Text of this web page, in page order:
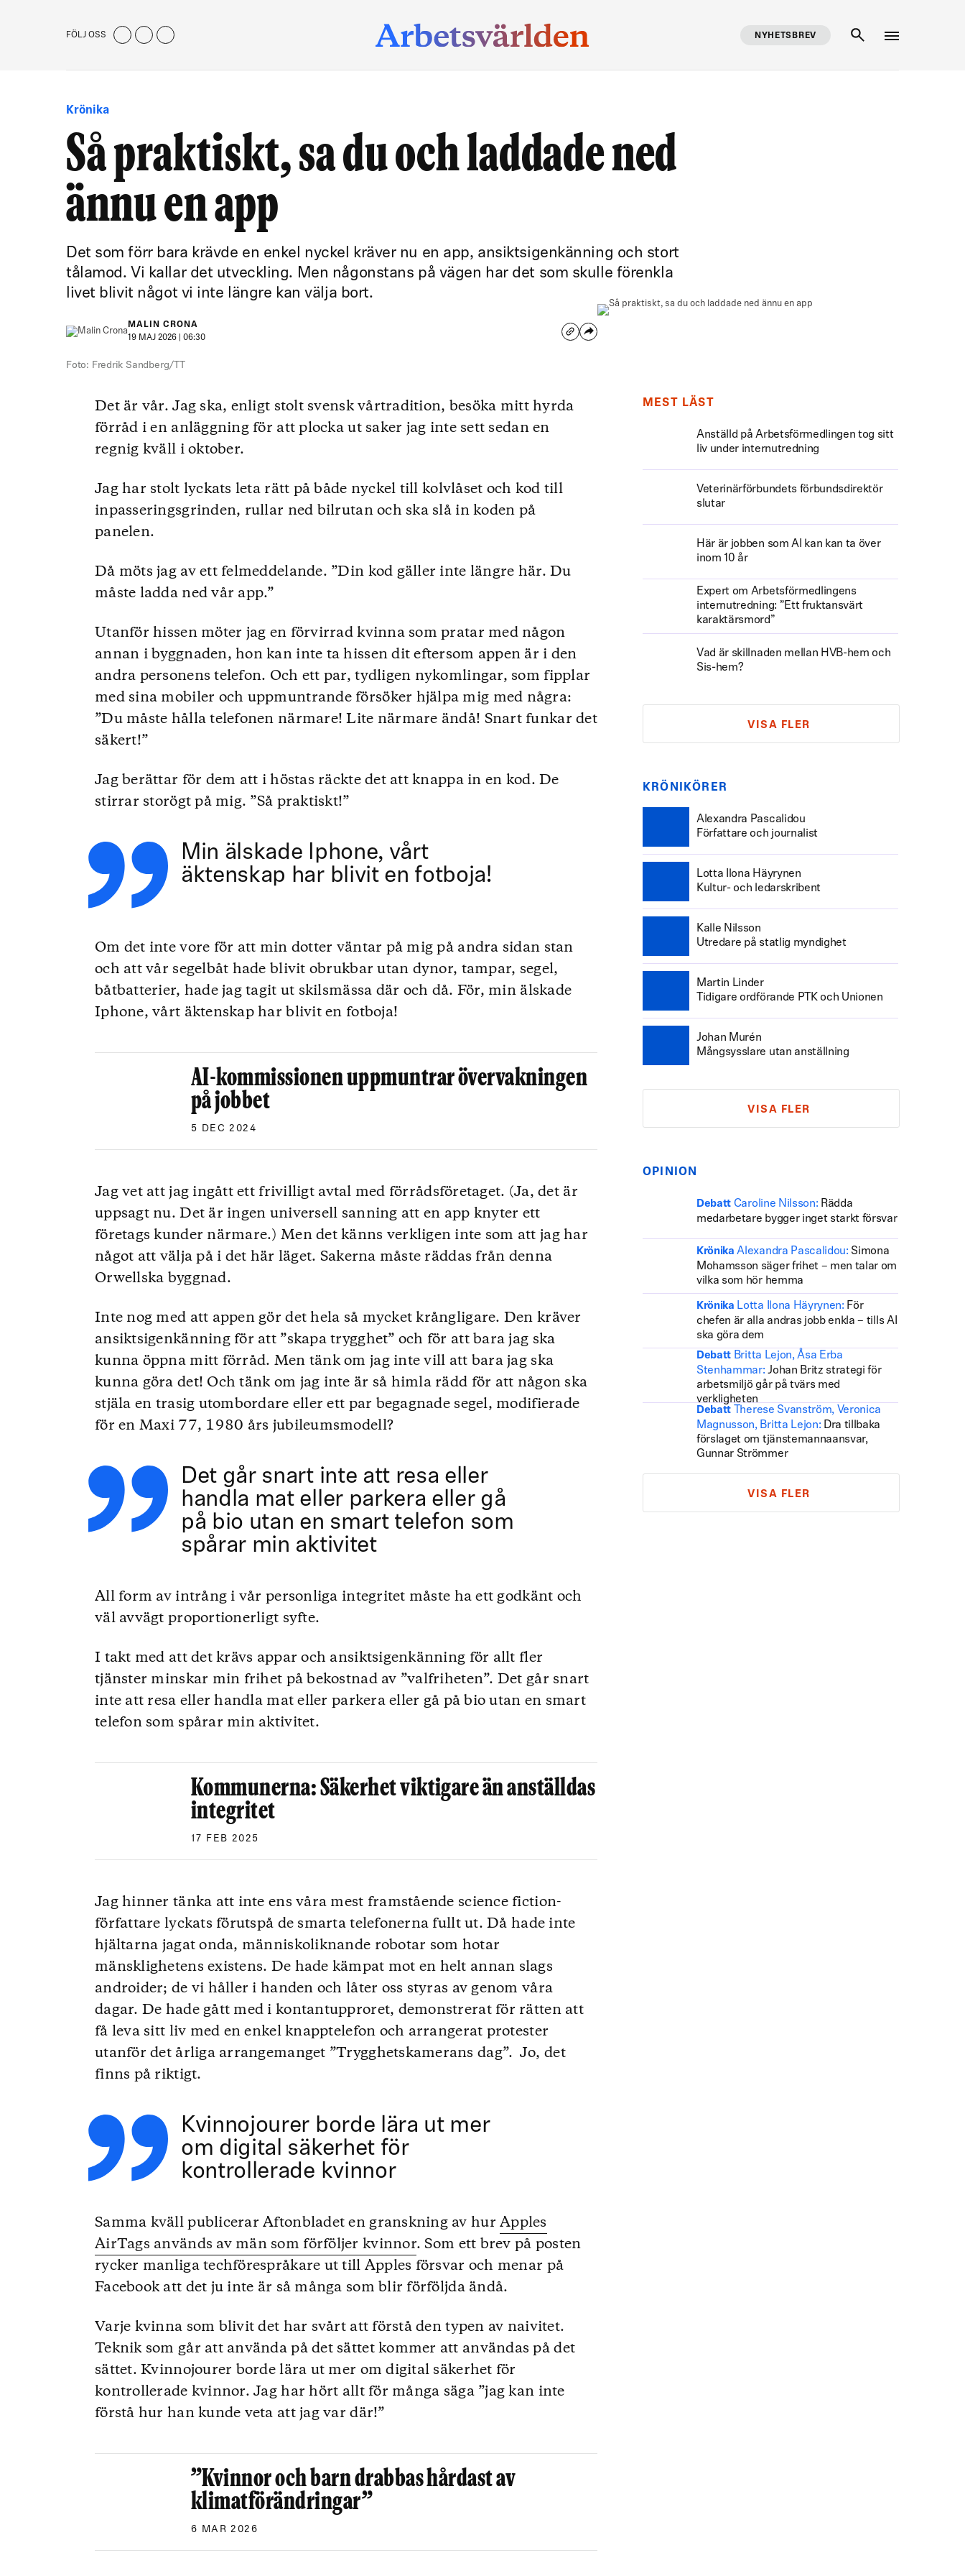
FÖLJ OSS NYHETSBREV
Krönika
Så praktiskt, sa du och laddade ned
ännu en app
Det som förr bara krävde en enkel nyckel kräver nu en app, ansiktsigenkänning och stort
tålamod. Vi kallar det utveckling. Men någonstans på vägen har det som skulle förenkla
livet blivit något vi inte längre kan välja bort.
MALIN CRONA
19 MAJ 2026 | 06:30
Foto: Fredrik Sandberg/TT
Det är vår. Jag ska, enligt stolt svensk vårtradition, besöka mitt hyrda
förråd i en anläggning för att plocka ut saker jag inte sett sedan en
regnig kväll i oktober.
Jag har stolt lyckats leta rätt på både nyckel till kolvlåset och kod till
inpasseringsgrinden, rullar ned bilrutan och ska slå in koden på
panelen.
Då möts jag av ett felmeddelande. ”Din kod gäller inte längre här. Du
måste ladda ned vår app.”
Utanför hissen möter jag en förvirrad kvinna som pratar med någon
annan i byggnaden, hon kan inte ta hissen dit eftersom appen är i den
andra personens telefon. Och ett par, tydligen nykomlingar, som fipplar
med sina mobiler och uppmuntrande försöker hjälpa mig med några:
”Du måste hålla telefonen närmare! Lite närmare ändå! Snart funkar det
säkert!”
Jag berättar för dem att i höstas räckte det att knappa in en kod. De
stirrar storögt på mig. ”Så praktiskt!”
Min älskade Iphone, vårt
äktenskap har blivit en fotboja!
Om det inte vore för att min dotter väntar på mig på andra sidan stan
och att vår segelbåt hade blivit obrukbar utan dynor, tampar, segel,
båtbatterier, hade jag tagit ut skilsmässa där och då. För, min älskade
Iphone, vårt äktenskap har blivit en fotboja!
AI-kommissionen uppmuntrar övervakningen
på jobbet
5 DEC 2024
Jag vet att jag ingått ett frivilligt avtal med förrådsföretaget. (Ja, det är
uppsagt nu. Det är ingen universell sanning att en app knyter ett
företags kunder närmare.) Men det känns verkligen inte som att jag har
något att välja på i det här läget. Sakerna måste räddas från denna
Orwellska byggnad.
Inte nog med att appen gör det hela så mycket krångligare. Den kräver
ansiktsigenkänning för att ”skapa trygghet” och för att bara jag ska
kunna öppna mitt förråd. Men tänk om jag inte vill att bara jag ska
kunna göra det! Och tänk om jag inte är så himla rädd för att någon ska
stjäla en trasig utombordare eller ett par begagnade segel, modifierade
för en Maxi 77, 1980 års jubileumsmodell?
Det går snart inte att resa eller
handla mat eller parkera eller gå
på bio utan en smart telefon som
spårar min aktivitet
All form av intrång i vår personliga integritet måste ha ett godkänt och
väl avvägt proportionerligt syfte.
I takt med att det krävs appar och ansiktsigenkänning för allt fler
tjänster minskar min frihet på bekostnad av ”valfriheten”. Det går snart
inte att resa eller handla mat eller parkera eller gå på bio utan en smart
telefon som spårar min aktivitet.
Kommunerna: Säkerhet viktigare än anställdas
integritet
17 FEB 2025
Jag hinner tänka att inte ens våra mest framstående science fiction-
författare lyckats förutspå de smarta telefonerna fullt ut. Då hade inte
hjältarna jagat onda, människoliknande robotar som hotar
mänsklighetens existens. De hade kämpat mot en helt annan slags
androider; de vi håller i handen och låter oss styras av genom våra
dagar. De hade gått med i kontantupproret, demonstrerat för rätten att
få leva sitt liv med en enkel knapptelefon och arrangerat protester
utanför det årliga arrangemanget ”Trygghetskamerans dag”. Jo, det
finns på riktigt.
Kvinnojourer borde lära ut mer
om digital säkerhet för
kontrollerade kvinnor
Samma kväll publicerar Aftonbladet en granskning av hurApples
AirTags används av män som förföljer kvinnor. Som ett brev på posten
rycker manliga techförespråkare ut till Apples försvar och menar på
Facebook att det ju inte är så många som blir förföljda ändå.
Varje kvinna som blivit det har svårt att förstå den typen av naivitet.
Teknik som går att använda på det sättet kommer att användas på det
sättet. Kvinnojourer borde lära ut mer om digital säkerhet för
kontrollerade kvinnor. Jag har hört allt för många säga ”jag kan inte
förstå hur han kunde veta att jag var där!”
”Kvinnor och barn drabbas hårdast av
klimatförändringar”
6 MAR 2026
MEST LÄST
Anställd på Arbetsförmedlingen tog sitt
liv under internutredning
Veterinärförbundets förbundsdirektör
slutar
Här är jobben som AI kan kan ta över
inom 10 år
Expert om Arbetsförmedlingens
internutredning: ”Ett fruktansvärt
karaktärsmord”
Vad är skillnaden mellan HVB-hem och
Sis-hem?
VISA FLER
KRÖNIKÖRER
Alexandra Pascalidou
Författare och journalist
Lotta Ilona Häyrynen
Kultur- och ledarskribent
Kalle Nilsson
Utredare på statlig myndighet
Martin Linder
Tidigare ordförande PTK och Unionen
Johan Murén
Mångsysslare utan anställning
VISA FLER
OPINION
Debatt Caroline Nilsson: Rädda
medarbetare bygger inget starkt försvar
Krönika Alexandra Pascalidou: Simona
Mohamsson säger frihet – men talar om
vilka som hör hemma
Krönika Lotta Ilona Häyrynen: För
chefen är alla andras jobb enkla – tills AI
ska göra dem
Debatt Britta Lejon, Åsa Erba
Stenhammar: Johan Britz strategi för
arbetsmiljö går på tvärs med
verkligheten
Debatt
Therese Svanström, Veronica
Magnusson, Britta Lejon: Dra tillbaka
förslaget om tjänstemannaansvar,
Gunnar Strömmer
VISA FLER